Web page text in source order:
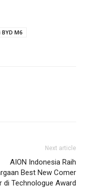
M6
Next article
AION Indonesia Raih
Best New Comer
di Technologue Award